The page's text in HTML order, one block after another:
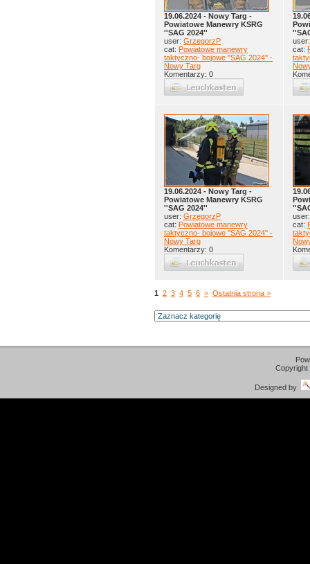
19.06.2024 - Nowy Targ -
Powiatowe Manewry KSRG
''SAG 2024''
user: GrzegorzP
cat: Powiatowe manewry
taktyczno- bojowe ''SAG 2024'' -
Nowy Targ
Komentarzy: 0
cat:
19.06.2024 - Nowy Targ -
Powiatowe Manewry KSRG
''SAG 2024''
user: GrzegorzP
cat: Powiatowe manewry
taktyczno- bojowe ''SAG 2024'' -
Nowy Targ
Komentarzy: 0
cat:
1 2 3 4 5 6 > Ostatnia strona >
Designed by